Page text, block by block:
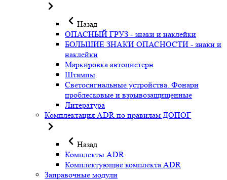
Назад
ОПАСНЫЙ ГРУЗ - знаки и наклейки
БОЛЬШИЕ ЗНАКИ ОПАСНОСТИ - знаки и
наклейки
Маркировка автоцистерн
Штампы
Светосигнальные устройства. Фонари
проблесковые и взрывозащищенные
Литература
Комплектация ADR по правилам ДОПОГ
Назад
Комплекты ADR
Комплектующие комплекта ADR
Заправочные модули